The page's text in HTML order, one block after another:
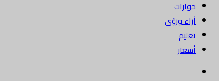
حوارات
أراء ورؤى
تعليم
أسعار